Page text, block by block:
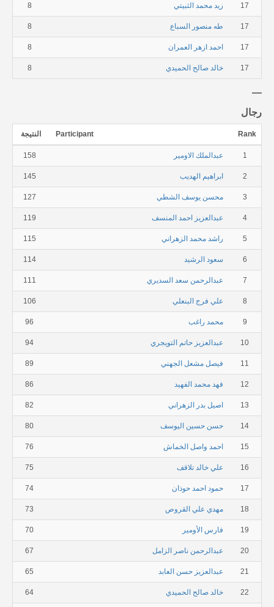
17 زيد محمد الثبيتي 8
17 طه منصور السباع 8
17 احمد ازهر العمران 8
17 خالد صالح الحميدي 8
رجال
Rank
Participant النتيجة
1 عبدالملك الاومير 158
2 ابراهيم الهديب 145
3 محسن يوسف الشطي 127
4 عبدالعزيز احمد المنسف 119
5 راشد محمد الزهراني 115
6 سعود الرشيد 114
7 عبدالرحمن سعد السديري 111
8 علي فرج البنعلي 106
9 محمد راغب 96
10 عبدالعزيز حاتم التويجري 94
11 فيصل مشعل الجهني 89
12 فهد محمد الفهيد 86
13 اصيل بدر الزهراني 82
14 حسن حسين اليوسف 80
15 احمد واصل الخماش 76
16 علي خالد تلاقف 75
17 حمود احمد حوذان 74
18 مهدي علي القروص 73
19 فارس الأومير 70
20 عبدالرحمن ناصر الزامل 67
21 عبدالعزيز حسن العابد 65
22 خالد صالح الحميدي 64